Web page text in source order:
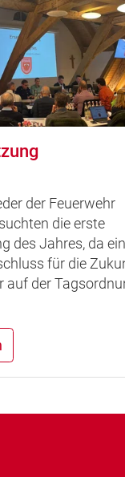
der Feuerwehr
die erste
des Jahres, da ein
für die
auf der